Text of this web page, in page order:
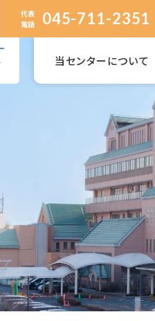
代表
電話
045-711-2351
当センターについて